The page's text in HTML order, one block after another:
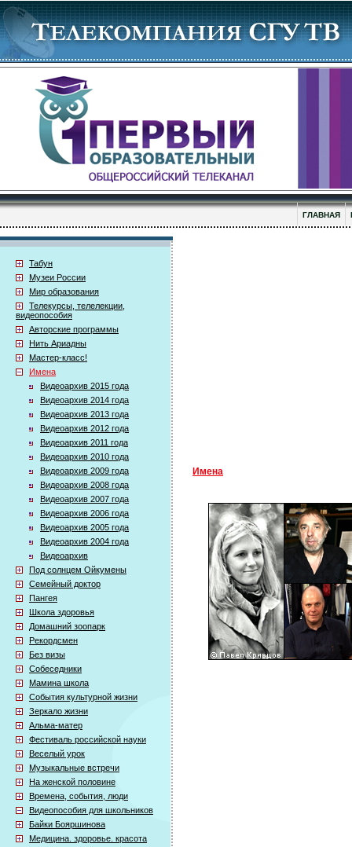
ГЛАВНАЯ
Табун
Музеи России
Мир образования
Телекурсы, телелекции,
видеопособия
Авторские программы
Нить Ариадны
Мастер-класс!
Имена
Видеоархив 2015 года
Видеоархив 2014 года
Видеоархив 2013 года
Видеоархив 2012 года
Видеоархив 2011 года
Видеоархив 2010 года
Видеоархив 2009 года
Видеоархив 2008 года
Видеоархив 2007 года
Видеоархив 2006 года
Видеоархив 2005 года
Видеоархив 2004 года
Видеоархив
Под солнцем Ойкумены
Семейный доктор
Пангея
Школа здоровья
Домашний зоопарк
Рекордсмен
Без визы
Собеседники
Мамина школа
События культурной жизни
Зеркало жизни
Альма-матер
Фестиваль российской науки
Веселый урок
Музыкальные встречи
На женской половине
Времена, события, люди
Видеопособия для школьников
Байки Бояршинова
Медицина. здоровье. красота
Имена